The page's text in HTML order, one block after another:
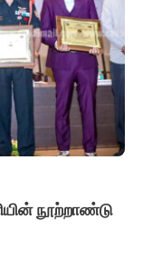
நூற்றாண்டு